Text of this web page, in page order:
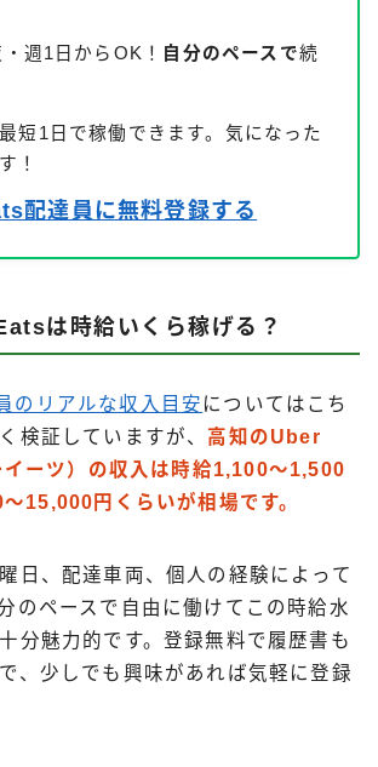
週1日からOK！ 自分のペースで続
短1日で稼働できます。気になった
！
配達員に無料登録する
は時給いくら稼げる？
のリアルな収入目安 についてはこち
検証していますが、 高知のUber
ーツ）の収入は時給1,100〜1,500
15,000円くらいが相場です。
日、配達車両、個人の経験によって
のペースで自由に働けてこの時給水
分魅力的です。登録無料で履歴書も
、少しでも興味があれば気軽に登録